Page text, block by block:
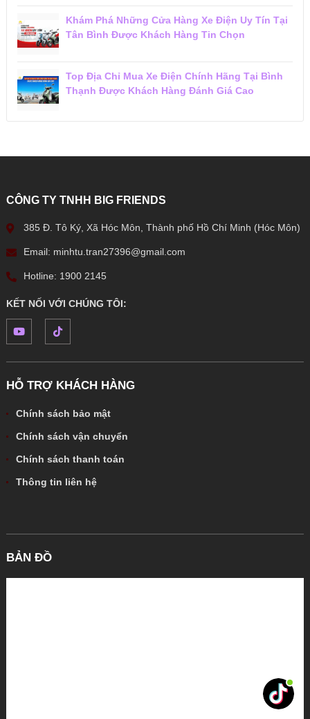
Khám Phá Những Cửa Hàng Xe Điện Uy Tín Tại
Tân Bình Được Khách Hàng Tin Chọn
Top Địa Chỉ Mua Xe Điện Chính Hãng Tại Bình
Thạnh Được Khách Hàng Đánh Giá Cao
CÔNG TY TNHH BIG FRIENDS
385 Đ. Tô Ký, Xã Hóc Môn, Thành phố Hồ Chí Minh (Hóc Môn)
Email: minhtu.tran27396@gmail.com
Hotline: 1900 2145
KẾT NỐI VỚI CHÚNG TÔI:
HỖ TRỢ KHÁCH HÀNG
Chính sách bảo mật
Chính sách vận chuyển
Chính sách thanh toán
Thông tin liên hệ
BẢN ĐỒ